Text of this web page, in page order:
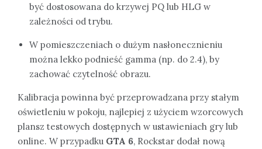
być dostosowana do krzywej PQ lub HLG w
zależności od trybu.
W pomieszczeniach o dużym nasłonecznieniu
można lekko podnieść gamma (np. do 2.4), by
zachować czytelność obrazu.
Kalibracja powinna być przeprowadzana przy stałym
oświetleniu w pokoju, najlepiej z użyciem wzorcowych
plansz testowych dostępnych w ustawieniach gry lub
online. W przypadku GTA 6, Rockstar dodał nową